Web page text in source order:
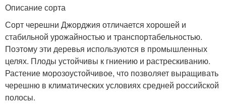
Описание сорта
Сорт черешни Джорджия отличается хорошей и
стабильной урожайностью и транспортабельностью.
Поэтому эти деревья используются в промышленных
целях. Плоды устойчивы к гниению и растрескиванию.
Растение морозоустойчивое, что позволяет выращивать
черешню в климатических условиях средней российской
полосы.